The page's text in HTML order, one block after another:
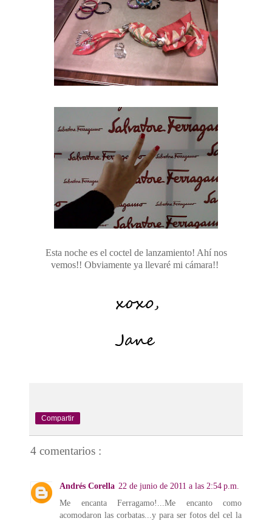
Esta noche es el coctel de lanzamiento! Ahí nos
vemos!! Obviamente ya llevaré mi cámara!!
Compartir
4 comentarios :
Andrés Corella 22 de junio de 2011 a las 2:54 p.m.
Me encanta Ferragamo!...Me encanto como
acomodaron las corbatas...y para ser fotos del cel la